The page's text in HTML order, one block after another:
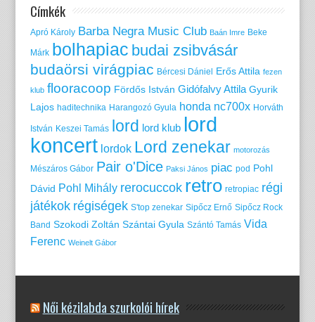
Címkék
Apró Károly Barba Negra Music Club Baán Imre Beke
Márk bolhapiac budai zsibvásár
budaörsi virágpiac Bércesi Dániel Erős Attila fezen
klub flooracoop Fördős István Gidófalvy Attila Gyurik
Lajos haditechnika Harangozó Gyula honda nc700x Horváth
István Keszei Tamás lord lord klub lord
koncert lordok Lord zenekar motorozás
Mészáros Gábor Pair o'Dice Paksi János piac pod Pohl
Dávid Pohl Mihály rerocuccok retro retropiac régi
játékok régiségek S'top zenekar Sipőcz Ernő Sipőcz Rock
Band Szokodi Zoltán Szántai Gyula Szántó Tamás Vida
Ferenc Weinelt Gábor
Női kézilabda szurkolói hírek